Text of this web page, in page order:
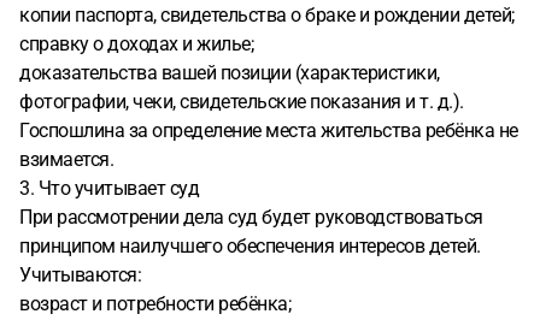
копии паспорта, свидетельства о браке и рождении детей;
справку о доходах и жилье;
доказательства вашей позиции (характеристики,
фотографии, чеки, свидетельские показания и т. д.).
Госпошлина за определение места жительства ребёнка не
взимается.
3. Что учитывает суд
При рассмотрении дела суд будет руководствоваться
принципом наилучшего обеспечения интересов детей.
Учитываются:
возраст и потребности ребёнка;